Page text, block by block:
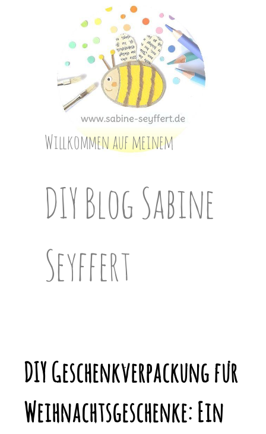
Willkommen auf meinem
DIY Blog Sabine
Seyffert
DIY Geschenkverpackung für
Weihnachtsgeschenke: Ein